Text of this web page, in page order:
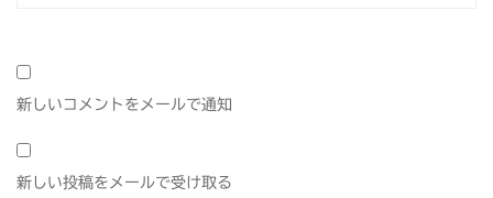
新しいコメントをメールで通知
新しい投稿をメールで受け取る